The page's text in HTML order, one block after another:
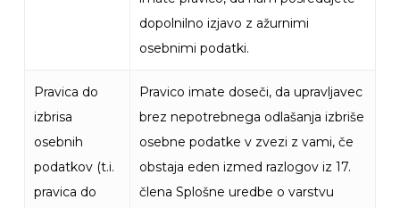
dopolnilno izjavo z ažurnimi
osebnimi podatki.
Pravica do
izbrisa
osebnih
podatkov (t.i.
pravica do
Pravico imate doseči, da upravljavec
brez nepotrebnega odlašanja izbriše
osebne podatke v zvezi z vami, če
obstaja eden izmed razlogov iz 17.
člena Splošne uredbe o varstvu